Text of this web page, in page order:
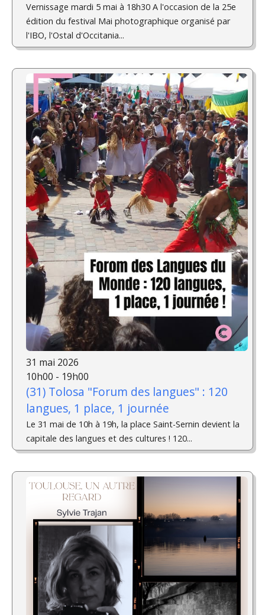
Vernissage mardi 5 mai à 18h30 A l'occasion de la 25e
édition du festival Mai photographique organisé par
l'IBO, l'Ostal d'Occitania...
31 mai 2026
10h00 - 19h00
(31) Tolosa "Forum des langues" : 120
langues, 1 place, 1 journée
Le 31 mai de 10h à 19h, la place Saint-Sernin devient la
capitale des langues et des cultures ! 120...